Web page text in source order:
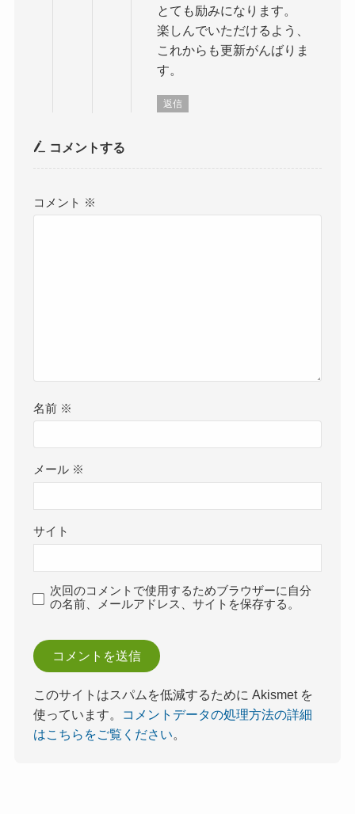
とても励みになります。
楽しんでいただけるよう、
これからも更新がんばりま
す。
返信
コメントする
コメント ※
名前 ※
メール ※
サイト
次回のコメントで使用するためブラウザーに自分
の名前、メールアドレス、サイトを保存する。
このサイトはスパムを低減するために Akismet を
使っています。
コメントデータの処理方法の詳細
はこちらをご覧ください。